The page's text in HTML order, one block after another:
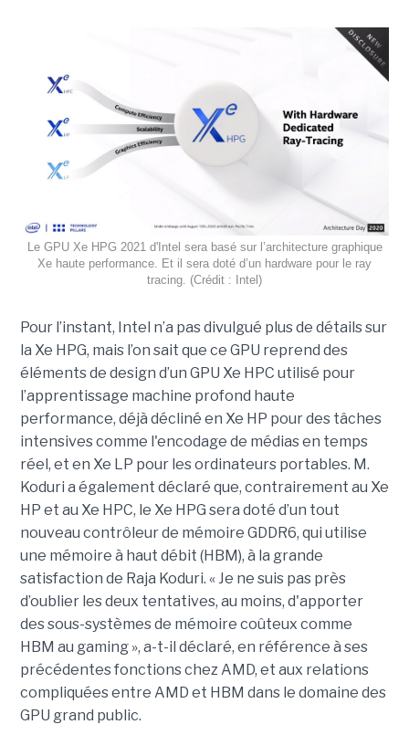
Le GPU Xe HPG 2021 d'Intel sera basé sur l’architecture graphique
Xe haute performance. Et il sera doté d’un hardware pour le ray
tracing. (Crédit : Intel)
Pour l’instant, Intel n’a pas divulgué plus de détails sur
la Xe HPG, mais l’on sait que ce GPU reprend des
éléments de design d’un GPU Xe HPC utilisé pour
l’apprentissage machine profond haute
performance, déjà décliné en Xe HP pour des tâches
intensives comme l'encodage de médias en temps
réel, et en Xe LP pour les ordinateurs portables. M.
Koduri a également déclaré que, contrairement au Xe
HP et au Xe HPC, le Xe HPG sera doté d’un tout
nouveau contrôleur de mémoire GDDR6, qui utilise
une mémoire à haut débit (HBM), à la grande
satisfaction de Raja Koduri. « Je ne suis pas près
d’oublier les deux tentatives, au moins, d'apporter
des sous-systèmes de mémoire coûteux comme
HBM au gaming », a-t-il déclaré, en référence à ses
précédentes fonctions chez AMD, et aux relations
compliquées entre AMD et HBM dans le domaine des
GPU grand public.